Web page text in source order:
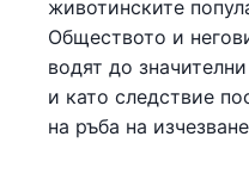
животинските
Обществото и
водят до
и като следствие
на ръба на